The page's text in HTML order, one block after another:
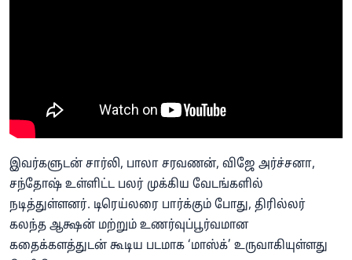
இவர்களுடன் சார்லி, பாலா சரவணன், விஜே அர்ச்சனா,
சந்தோஷ் உள்ளிட்ட பலர் முக்கிய வேடங்களில்
நடித்துள்ளனர். டிரெய்லரை பார்க்கும் போது, திரில்லர்
கலந்த ஆக்ஷன் மற்றும் உணர்வுப்பூர்வமான
கதைக்களத்துடன் கூடிய படமாக ‘மாஸ்க்’ உருவாகியுள்ளது